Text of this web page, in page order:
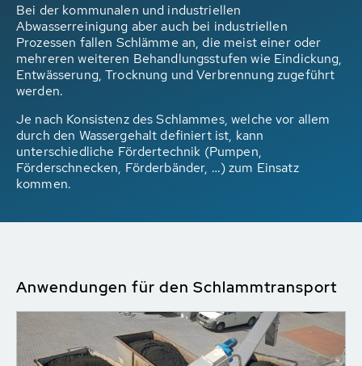
Bei der kommunalen und industriellen
Abwasserreinigung aber auch bei industriellen
Prozessen fallen Schlämme an, die meist einer oder
mehreren weiteren Behandlungsstufen wie Eindickung,
Entwässerung, Trocknung und Verbrennung zugeführt
werden.
Je nach Konsistenz des Schlammes, welche vor allem
durch den Wassergehalt definiert ist, kann
unterschiedliche Fördertechnik (Pumpen,
Förderschnecken, Förderbänder, …) zum Einsatz
kommen.
Anwendungen für den Schlammtransport